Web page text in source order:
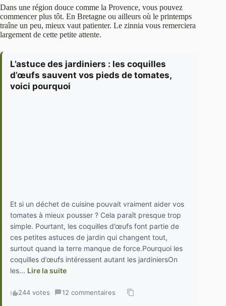
Dans une région douce comme la Provence, vous pouvez
commencer plus tôt. En Bretagne ou ailleurs où le printemps
traîne un peu, mieux vaut patienter. Le zinnia vous remerciera
largement de cette petite attente.
L’astuce des jardiniers : les coquilles
d’œufs sauvent vos pieds de tomates,
voici pourquoi
Et si un déchet de cuisine pouvait vraiment aider vos
tomates à mieux pousser ? Cela paraît presque trop
simple. Pourtant, les coquilles d’œufs font partie de
ces petites astuces de jardin qui changent tout,
surtout quand la terre manque de force.Pourquoi les
coquilles d’œufs intéressent autant les jardiniersOn
les... Lire la suite
244 votes · 12 commentaires ·